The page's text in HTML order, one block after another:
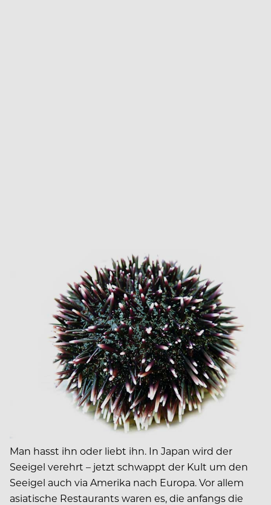
Man hasst ihn oder liebt ihn. In Japan wird der
Seeigel verehrt – jetzt schwappt der Kult um den
Seeigel auch via Amerika nach Europa. Vor allem
asiatische Restaurants waren es, die anfangs die